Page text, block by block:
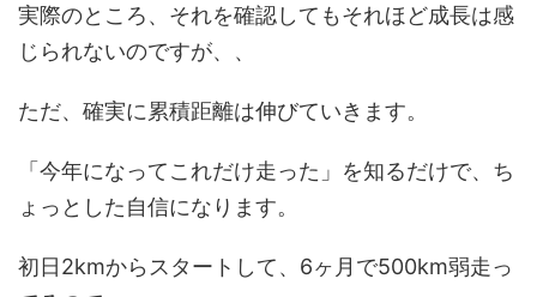
実際のところ、それを確認してもそれほど成長は感
じられないのですが、、
ただ、確実に累積距離は伸びていきます。
「今年になってこれだけ走った」を知るだけで、ち
ょっとした自信になります。
初日2kmからスタートして、6ヶ月で500km弱走っ